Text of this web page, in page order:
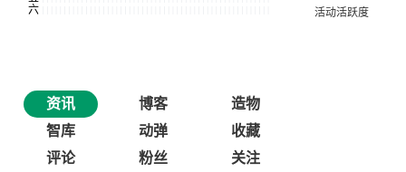
资讯 博客
造物
智库
动弹
收藏
评论
粉丝 关注